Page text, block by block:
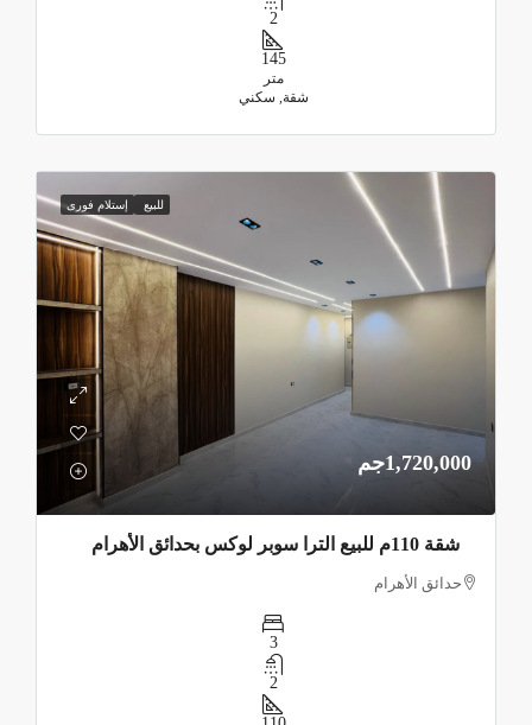
2
145
متر
شقة, سكني
للبيع إستلام فورى
1,720,000جم
شقة 110م للبيع الترا سوبر لوكس بحدائق الأهرام
حدائق الأهرام
3
2